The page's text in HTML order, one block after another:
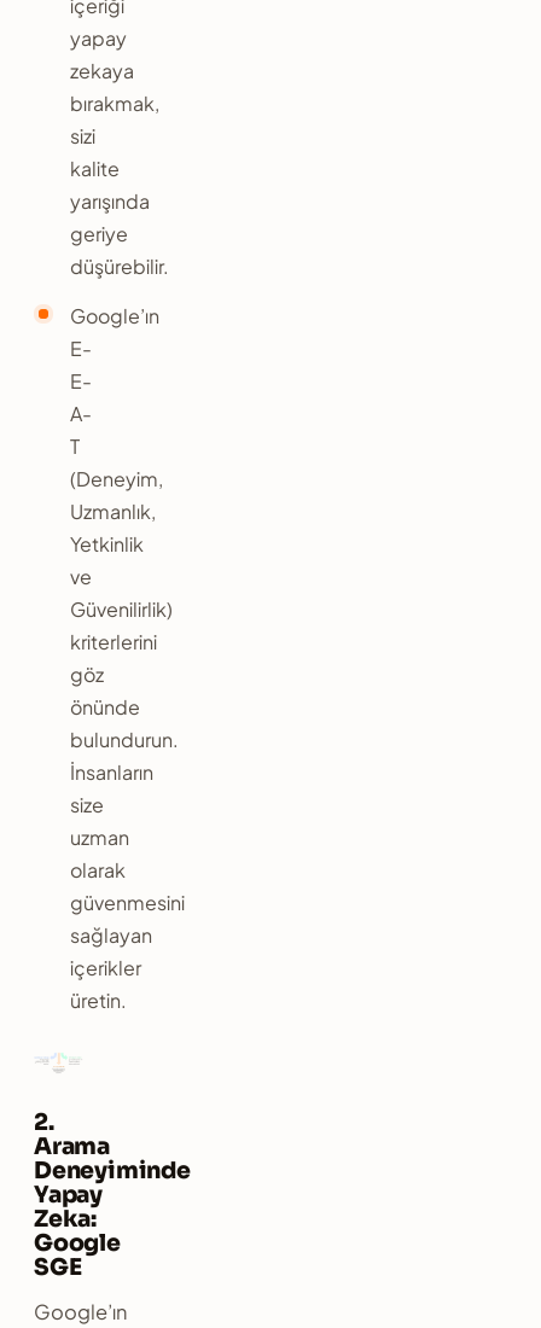
içeriği
yapay
zekaya
bırakmak,
sizi
kalite
yarışında
geriye
düşürebilir.
Google’ın
E-
E-
A-
T
(Deneyim,
Uzmanlık,
Yetkinlik
ve
Güvenilirlik)
kriterlerini
göz
önünde
bulundurun.
İnsanların
size
uzman
olarak
güvenmesini
sağlayan
içerikler
üretin.
2.
Arama
Deneyiminde
Yapay
Zeka:
Google
SGE
Google’ın